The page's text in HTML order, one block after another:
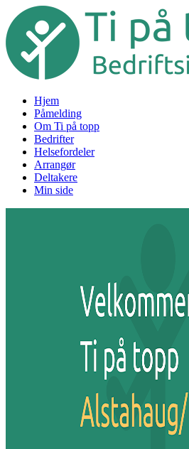
Hjem
Påmelding
Om Ti på topp
Bedrifter
Helsefordeler
Arrangør
Deltakere
Min side